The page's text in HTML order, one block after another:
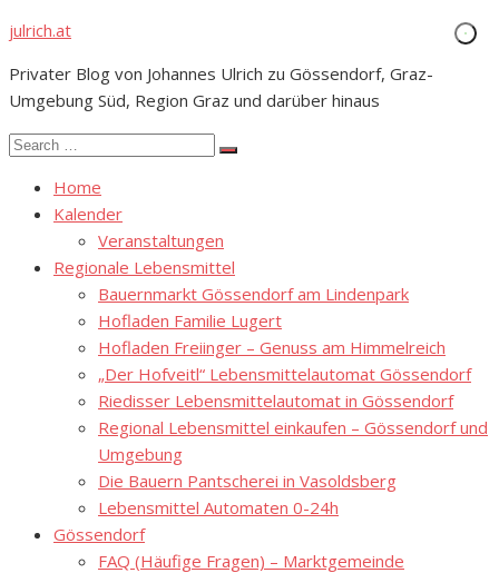
Skip
content
julrich.at
Privater Blog von Johannes Ulrich zu Gössendorf, Graz-
Umgebung Süd, Region Graz und darüber hinaus
Search
Search
Home
Kalender
Veranstaltungen
Regionale Lebensmittel
Bauernmarkt Gössendorf am Lindenpark
Hofladen Familie Lugert
Hofladen Freiinger – Genuss am Himmelreich
„Der Hofveitl“ Lebensmittelautomat Gössendorf
Riedisser Lebensmittelautomat in Gössendorf
Regional Lebensmittel einkaufen – Gössendorf und
Umgebung
Die Bauern Pantscherei in Vasoldsberg
Lebensmittel Automaten 0-24h
Gössendorf
FAQ (Häufige Fragen) – Marktgemeinde